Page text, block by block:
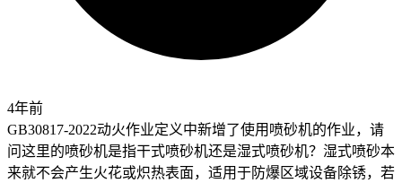
4年前
GB30817-2022动火作业定义中新增了使用喷砂机的作业，请
问这里的喷砂机是指干式喷砂机还是湿式喷砂机？湿式喷砂本
来就不会产生火花或炽热表面，适用于防爆区域设备除锈，若